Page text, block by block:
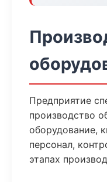
Предприятие
производство
оборудование,
персонал,
этапах